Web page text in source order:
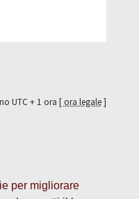
per migliorare
UTC + 1 ora [ora legale]